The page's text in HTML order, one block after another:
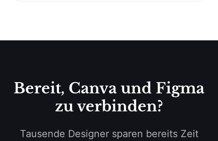
Bereit, Canva und Figma
zu verbinden?
Tausende Designer sparen bereits Zeit